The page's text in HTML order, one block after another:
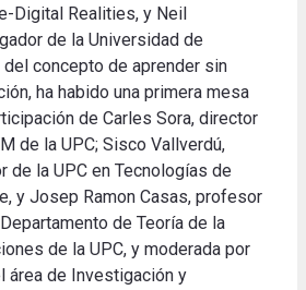
Digital Realities, y Neil
de la Universidad de
del concepto de aprender sin
ha habido una primera mesa
de Carles Sora, director
de la UPC; Sisco Vallverdú,
de la UPC en Tecnologías de
y Josep Ramon Casas, profesor
de Teoría de la
de la UPC, y moderada por
área de Investigación y